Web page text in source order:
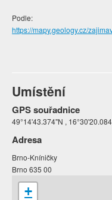
Podle:
https://mapy.geology.cz/
Umístění
GPS souřadnice
49°14'43.374"N ,
Adresa
Brno-Kníničky
Brno 635 00
+